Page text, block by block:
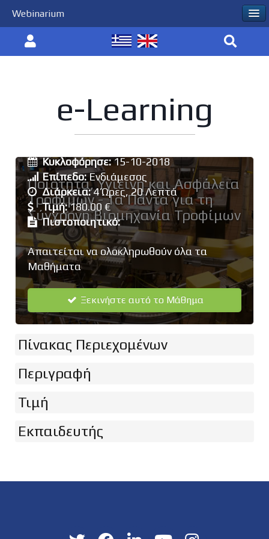
e-Learning
Ποιότητα, Υγιεινή και Ασφάλεια
Τροφίμων - Τα Πάντα για τη
Σύγχρονη Βιομηχανία Τροφίμων
Κυκλοφόρησε:15-10-2018
Επίπεδο:Ενδιάμεσος
Διάρκεια:4 Ώρες, 20 Λεπτά
Τιμή:180.00 €
Πιστοποιητικό:
Απαιτείται να ολοκληρωθούν όλα τα
Μαθήματα
Ξεκινήστε αυτό το Μάθημα
Πίνακας Περιεχομένων
Περιγραφή
Τιμή
Εκπαιδευτής
Webinarium